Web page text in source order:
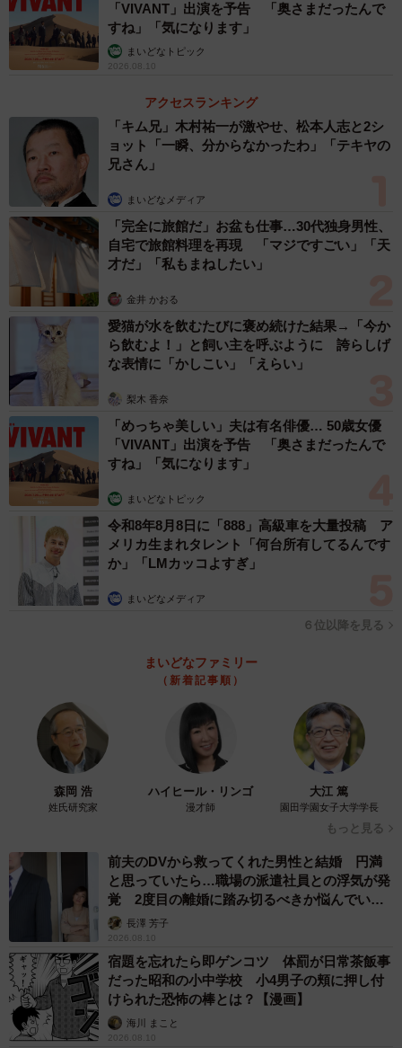
「VIVANT」出演を予告 「奥さまだったんで
すね」「気になります」
まいどなトピック
2026.08.10
アクセスランキング
「キム兄」木村祐一が激やせ、松本人志と2シ
ョット「一瞬、分からなかったわ」「テキヤの
兄さん」
まいどなメディア
「完全に旅館だ」お盆も仕事…30代独身男性、
自宅で旅館料理を再現 「マジですごい」「天
才だ」「私もまねしたい」
金井 かおる
愛猫が水を飲むたびに褒め続けた結果→「今か
ら飲むよ！」と飼い主を呼ぶように 誇らしげ
な表情に「かしこい」「えらい」
梨木 香奈
「めっちゃ美しい」夫は有名俳優… 50歳女優
「VIVANT」出演を予告 「奥さまだったんで
すね」「気になります」
まいどなトピック
令和8年8月8日に「888」高級車を大量投稿 ア
メリカ生まれタレント「何台所有してるんです
か」「LMカッコよすぎ」
まいどなメディア
６位以降を見る
まいどなファミリー
（新着記事順）
森岡 浩
姓氏研究家
ハイヒール・リンゴ
漫才師
大江 篤
園田学園女子大学学長
もっと見る
前夫のDVから救ってくれた男性と結婚 円満
と思っていたら…職場の派遣社員との浮気が発
覚 2度目の離婚に踏み切るべきか悩んでいま
す【夫婦関係修復カウンセラーが解説】
長澤 芳子
2026.08.10
宿題を忘れたら即ゲンコツ 体罰が日常茶飯事
だった昭和の小中学校 小4男子の頬に押し付
けられた恐怖の棒とは？【漫画】
海川 まこと
2026.08.10